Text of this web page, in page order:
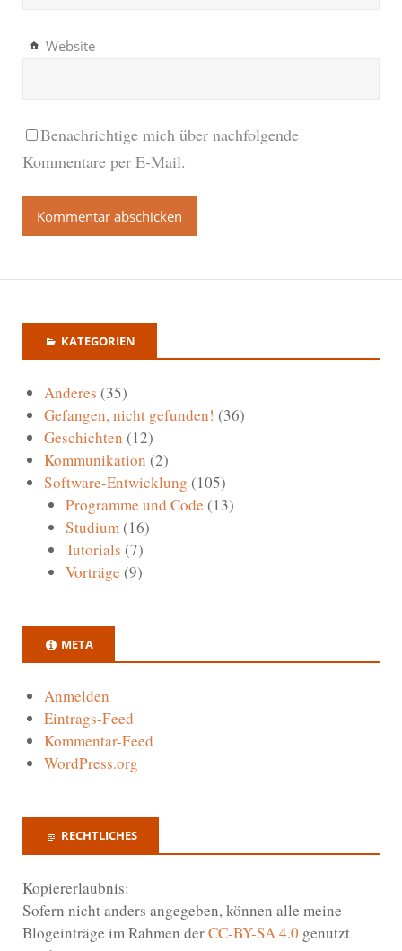
Website
Benachrichtige mich über nachfolgende
Kommentare per E-Mail.
KATEGORIEN
Anderes (35)
Gefangen, nicht gefunden! (36)
Geschichten (12)
Kommunikation (2)
Software-Entwicklung (105)
Programme und Code (13)
Studium(16)
Tutorials (7)
Vorträge (9)
META
Anmelden
Eintrags-Feed
Kommentar-Feed
WordPress.org
RECHTLICHES
Kopiererlaubnis:
Sofern nicht anders angegeben, können alle meine
Blogeinträge im Rahmen derCC-BY-SA 4.0 genutzt